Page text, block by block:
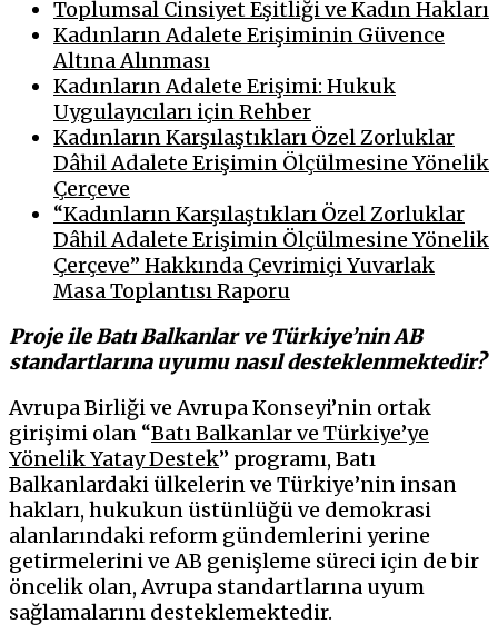
Toplumsal Cinsiyet Eşitliği ve Kadın Hakları
Kadınların Adalete Erişiminin Güvence
Altına Alınması
Kadınların Adalete Erişimi: Hukuk
Uygulayıcıları için Rehber
Kadınların Karşılaştıkları Özel Zorluklar
Dâhil Adalete Erişimin Ölçülmesine Yönelik
Çerçeve
“Kadınların Karşılaştıkları Özel Zorluklar
Dâhil Adalete Erişimin Ölçülmesine Yönelik
Çerçeve” Hakkında Çevrimiçi Yuvarlak
Masa Toplantısı Raporu
Proje ile Batı Balkanlar ve Türkiye’nin AB
standartlarına uyumu nasıl desteklenmektedir?
Avrupa Birliği ve Avrupa Konseyi’nin ortak
girişimi olan “Batı Balkanlar ve Türkiye’ye
Yönelik Yatay Destek” programı, Batı
Balkanlardaki ülkelerin ve Türkiye’nin insan
hakları, hukukun üstünlüğü ve demokrasi
alanlarındaki reform gündemlerini yerine
getirmelerini ve AB genişleme süreci için de bir
öncelik olan, Avrupa standartlarına uyum
sağlamalarını desteklemektedir.